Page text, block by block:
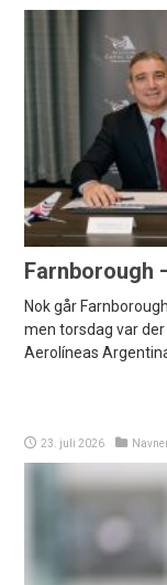
Farnborough
Nok går
men torsdag var
Aerolíneas
23. juli 2026